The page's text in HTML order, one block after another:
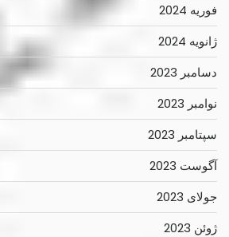
فوریه 2024
ژانویه 2024
دسامبر 2023
نوامبر 2023
سپتامبر 2023
آگوست 2023
جولای 2023
ژوئن 2023